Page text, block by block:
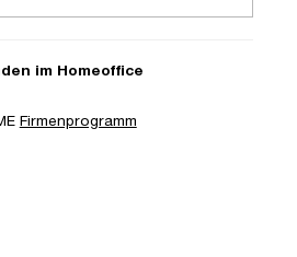
im Homeoffice
Firmenprogramm